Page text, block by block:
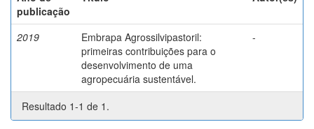
publicação
2019
Embrapa Agrossilvipastoril:
primeiras contribuições para o
desenvolvimento de uma
agropecuária sustentável.
-
Resultado 1-1 de 1.